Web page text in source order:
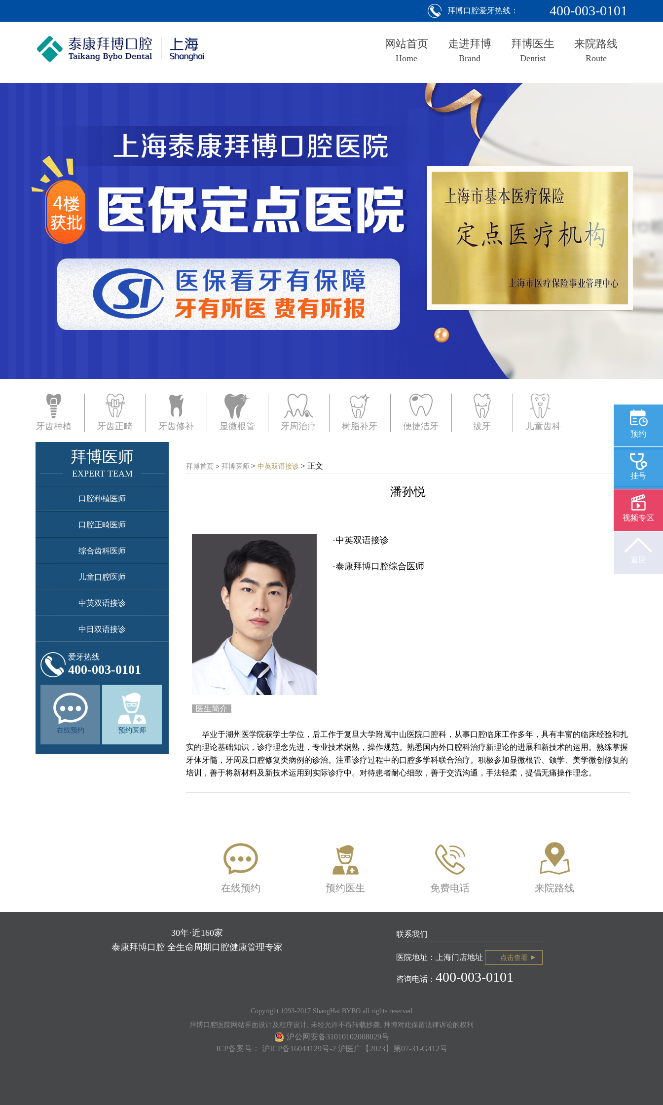
拜博口腔爱牙热线： 400-003-0101
网站首页
Home
走进拜博
Brand
拜博医生
Dentist
来院路线
Route
牙齿种植 牙齿正畸 牙齿修补 显微根管 牙周治疗 树脂补牙 便捷洁牙 拔牙 儿童齿科
拜博医师
EXPERT TEAM
口腔种植医师
口腔正畸医师
综合齿科医师
儿童口腔医师
中英双语接诊
中日双语接诊
爱牙热线
400-003-0101
在线预约 预约医师
拜博首页 > 拜博医师 > 中英双语接诊 > 正文
潘孙悦
·中英双语接诊
·泰康拜博口腔综合医师
医生简介
毕业于湖州医学院获学士学位，后工作于复旦大学附属中山医院口腔科，从事口腔临床工作多年，具有丰富的临床经验和扎
实的理论基础知识，诊疗理念先进，专业技术娴熟，操作规范。熟悉国内外口腔科治疗新理论的进展和新技术的运用。熟练掌握
牙体牙髓，牙周及口腔修复类病例的诊治。注重诊疗过程中的口腔多学科联合治疗。积极参加显微根管、颌学、美学微创修复的
培训，善于将新材料及新技术运用到实际诊疗中。对待患者耐心细致，善于交流沟通，手法轻柔，提倡无痛操作理念。
在线预约 预约医生 免费电话 来院路线
30年·近160家
泰康拜博口腔 全生命周期口腔健康管理专家
联系我们
医院地址：上海门店地址 点击查看
咨询电话： 400-003-0101
Copyright 1993-2017 ShangHai BYBO all rights reserved
拜博口腔医院网站界面设计及程序设计, 未经允许不得转载抄袭, 拜博对此保留法律诉讼的权利
沪公网安备31010102008029号
ICP备案号： 沪ICP备16044129号-2 沪医广【2023】第07-31-G412号
预约
挂号
视频专区
返回